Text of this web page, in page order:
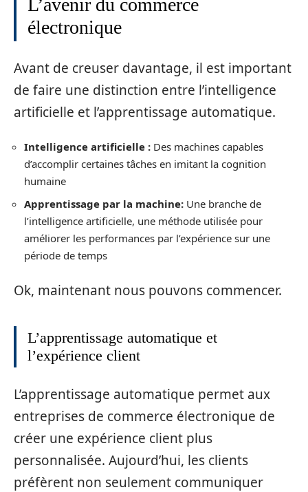
L’avenir du commerce
électronique
Avant de creuser davantage, il est important
de faire une distinction entre l’intelligence
artificielle et l’apprentissage automatique.
Intelligence artificielle : Des machines capables
d’accomplir certaines tâches en imitant la cognition
humaine
Apprentissage par la machine: Une branche de
l’intelligence artificielle, une méthode utilisée pour
améliorer les performances par l’expérience sur une
période de temps
Ok, maintenant nous pouvons commencer.
L’apprentissage automatique et
l’expérience client
L’apprentissage automatique permet aux
entreprises de commerce électronique de
créer une expérience client plus
personnalisée. Aujourd’hui, les clients
préfèrent non seulement communiquer